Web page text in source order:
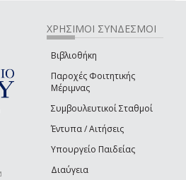
sends e-mail)
ΧΡΗΣΙΜΟΙ ΣΥΝΔΕΣΜΟΙ
Βιβλιοθήκη
Παροχές Φοιτητικής
Μέριμνας
Συμβουλευτικοί Σταθμοί
Έντυπα / Αιτήσεις
Υπουργείο Παιδείας
Διαύγεια